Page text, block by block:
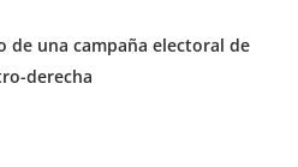
de una campaña electoral de
derecha